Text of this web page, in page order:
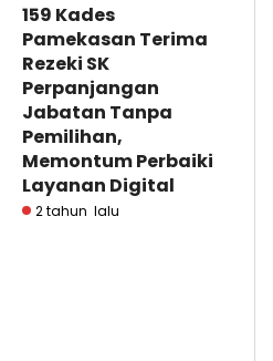
159 Kades
Pamekasan Terima
Rezeki SK
Perpanjangan
Jabatan Tanpa
Pemilihan,
Memontum Perbaiki
Layanan Digital
2 tahun lalu